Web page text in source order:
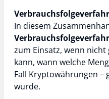
In diesem
zum Einsatz, wenn
kann, wann welche
Fall Kryptowährungen –
wurde.